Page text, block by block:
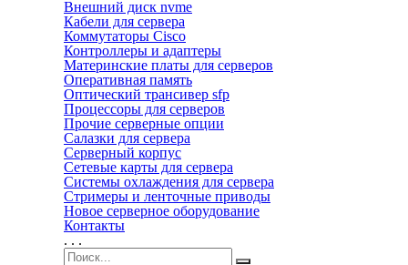
Внешний диск nvme
Кабели для сервера
Коммутаторы Cisco
Контроллеры и адаптеры
Материнские платы для серверов
Оперативная память
Оптический трансивер sfp
Процессоры для серверов
Прочие серверные опции
Салазки для сервера
Серверный корпус
Сетевые карты для сервера
Системы охлаждения для сервера
Стримеры и ленточные приводы
Новое серверное оборудование
Контакты
. . .